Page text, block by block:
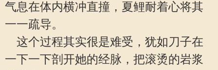
气息在体内横冲直撞，夏鲤耐着心将其
一一疏导。
这个过程其实很是难受，犹如刀子在
一下一下剖开她的经脉，把滚烫的岩浆